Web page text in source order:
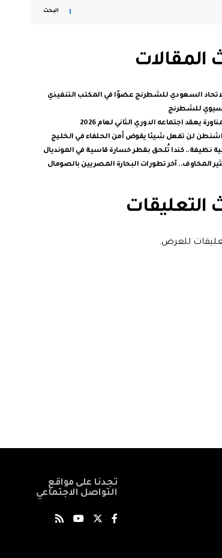
البحث
المقالات
السعودي للشطرنج عضوًا في المكتب التنفيذي
للشطرنج
يعقد اجتماعه الدوري الثاني لعام 2026
لن تفعل شيئا يقوض أمن الحلفاء في الخليج
نظيفة.. كندا تُلحق بقطر خسارة قاسية في المونديال
المخاوف.. آخر تطورات البحارة المصريين بالصومال
التعليقات
للعرض.
تجدنا على مواقع
التواصل الاجتماعي